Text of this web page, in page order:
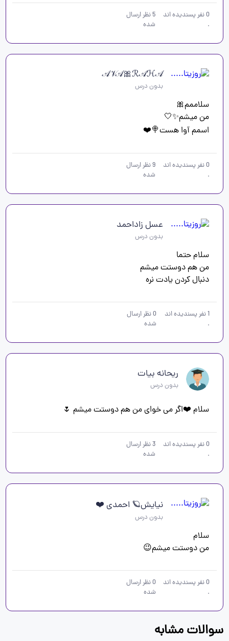
0نفر پسندیده اند
.
5نظر ارسال
شده
𝒜𝒱𝒜🎀ℛ𝒜ℋ𝒜
بدون درس
اسمم آوا هست🍭❤️
0نفر پسندیده اند
.
9نظر ارسال
شده
عسل زاداحمد
بدون درس
دنبال کردن یادت نره
1نفر پسندیده اند
.
0نظر ارسال
شده
ریحانه بیات
بدون درس
سلام ❤️اگر می خوای من هم دوستت میشم 🌷
0نفر پسندیده اند
.
3نظر ارسال
شده
نیایش🪐 احمدی ❤️
بدون درس
من دوستت میشم😉
0نفر پسندیده اند
.
0نظر ارسال
شده
سوالات مشابه